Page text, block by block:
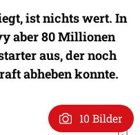
ist nichts wert. In
aber 80 Millionen
aus, der noch
abheben konnte.
10 Bilder